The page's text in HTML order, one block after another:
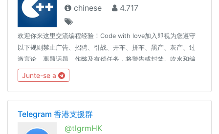
chinese
4.717
欢迎你来这里交流编程经验！Code with love加入即视为您遵守
以下规则禁止广告、招聘、引战、开车、拼车、黑产、灰产、过
激言论、离题话题、作弊及有偿任务，将警告或封禁。吹水和编
程起步请移步： @coder_ot本群使用SCP-079，相关SPAM处理
标准请见：https://scp-079.org/rule长段代码请使用 pastebin
展示不允许任何形式的 spam误封申诉：
Junte-se a
Telegram 香港支援群
@tlgrmHK